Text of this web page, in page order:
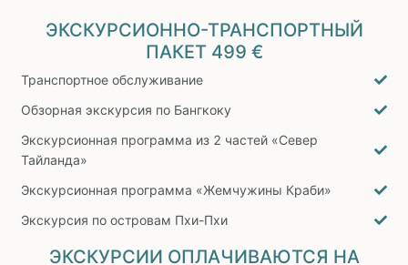
ЭКСКУРСИОННО-ТРАНСПОРТНЫЙ
ПАКЕТ 499 €
Транспортное обслуживание
Обзорная экскурсия по Бангкоку
Экскурсионная программа из 2 частей «Север
Тайланда»
Экскурсионная программа «Жемчужины Краби»
Экскурсия по островам Пхи-Пхи
ЭКСКУРСИИ ОПЛАЧИВАЮТСЯ НА